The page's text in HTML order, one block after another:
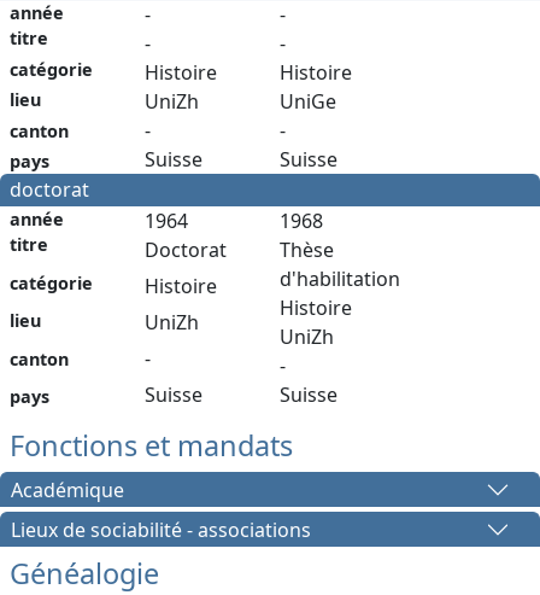
année
titre
catégorie
lieu
canton
pays
-
-
Histoire
UniZh
-
Suisse
-
-
Histoire
UniGe
-
Suisse
doctorat
année
titre
catégorie
lieu
canton
pays
1964
Doctorat
Histoire
UniZh
-
Suisse
1968
Thèse
d'habilitation
Histoire
UniZh
-
Suisse
Fonctions et mandats
Académique
Lieux de sociabilité - associations
Généalogie